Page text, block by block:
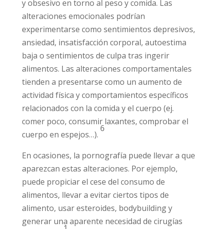
cognitivas, emocionales y conductuales
comunes.
Entre las alteraciones del pensamiento se
pueden observar distorsiones, así como
pensamientos de tipo irracional,
perfeccionista y obsesivo en torno al peso y
comida. Las alteraciones emocionales podrían
experimentarse como sentimientos
depresivos, ansiedad, insatisfacción corporal,
autoestima baja o sentimientos de culpa tras
comportamentales tienden a presentarse
como un aumento de actividad física y
comportamientos específicos relacionados
con la comida y el cuerpo (ej. comer poco,
consumir laxantes, comprobar el cuerpo en
espejos…).